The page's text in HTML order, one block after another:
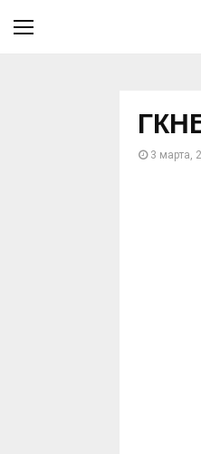
3 марта,